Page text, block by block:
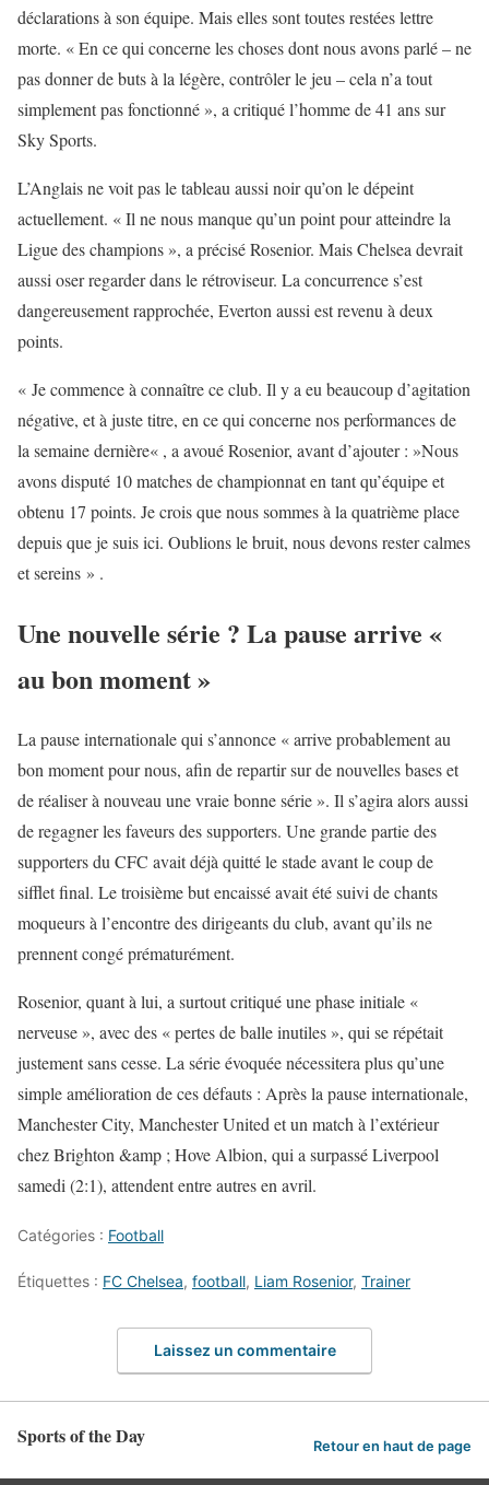
déclarations à son équipe. Mais elles sont toutes restées lettre
morte. « En ce qui concerne les choses dont nous avons parlé – ne
pas donner de buts à la légère, contrôler le jeu – cela n’a tout
simplement pas fonctionné », a critiqué l’homme de 41 ans sur
Sky Sports.
L’Anglais ne voit pas le tableau aussi noir qu’on le dépeint
actuellement. « Il ne nous manque qu’un point pour atteindre la
Ligue des champions », a précisé Rosenior. Mais Chelsea devrait
aussi oser regarder dans le rétroviseur. La concurrence s’est
dangereusement rapprochée, Everton aussi est revenu à deux
points.
« Je commence à connaître ce club. Il y a eu beaucoup d’agitation
négative, et à juste titre, en ce qui concerne nos performances de
la semaine dernière« , a avoué Rosenior, avant d’ajouter : »Nous
avons disputé 10 matches de championnat en tant qu’équipe et
obtenu 17 points. Je crois que nous sommes à la quatrième place
depuis que je suis ici. Oublions le bruit, nous devons rester calmes
et sereins » .
Une nouvelle série ? La pause arrive «
au bon moment »
La pause internationale qui s’annonce « arrive probablement au
bon moment pour nous, afin de repartir sur de nouvelles bases et
de réaliser à nouveau une vraie bonne série ». Il s’agira alors aussi
de regagner les faveurs des supporters. Une grande partie des
supporters du CFC avait déjà quitté le stade avant le coup de
sifflet final. Le troisième but encaissé avait été suivi de chants
moqueurs à l’encontre des dirigeants du club, avant qu’ils ne
prennent congé prématurément.
Rosenior, quant à lui, a surtout critiqué une phase initiale «
nerveuse », avec des « pertes de balle inutiles », qui se répétait
justement sans cesse. La série évoquée nécessitera plus qu’une
simple amélioration de ces défauts : Après la pause internationale,
Manchester City, Manchester United et un match à l’extérieur
chez Brighton &amp ; Hove Albion, qui a surpassé Liverpool
samedi (2:1), attendent entre autres en avril.
Catégories : Football
Étiquettes : FC Chelsea, football, Liam Rosenior, Trainer
Laissez un commentaire
Sports of the Day Retour en haut de page